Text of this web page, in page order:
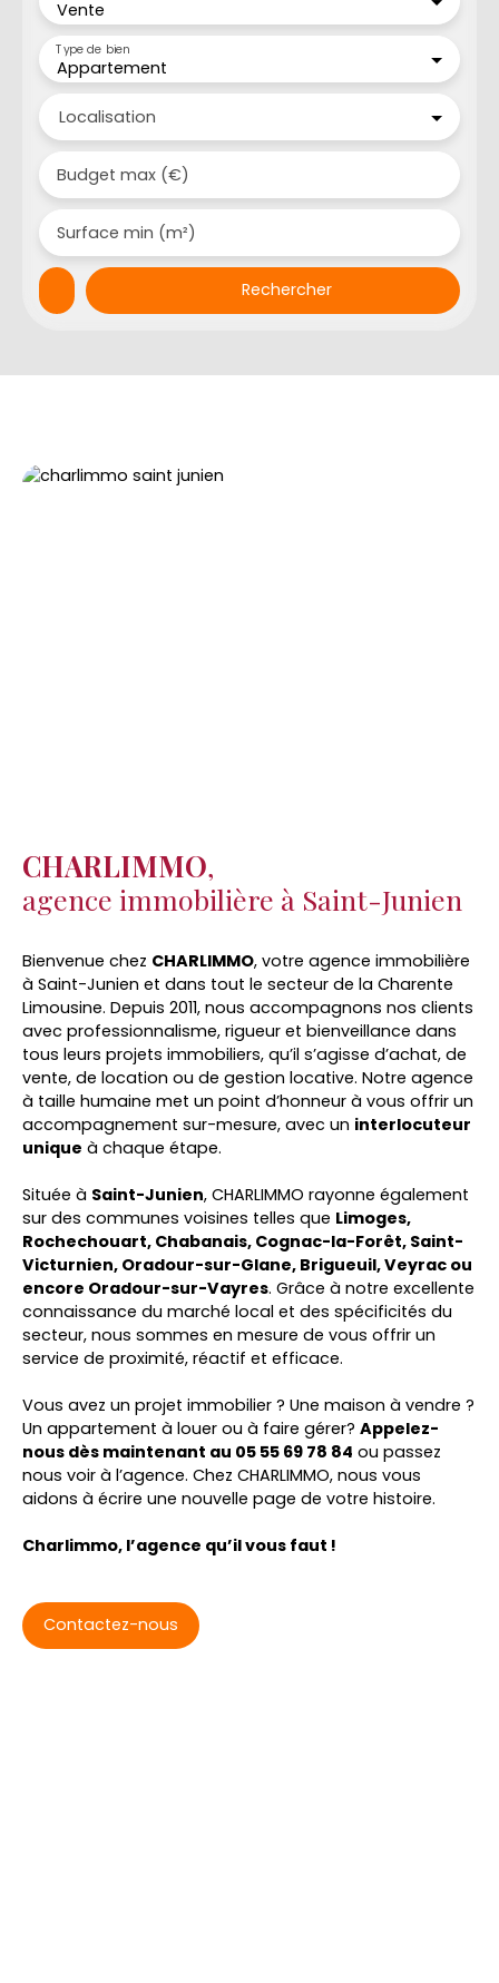
Vente
Appartement
Type de bien
Localisation
Budget max (€)
Surface min (m²)
Rechercher
CHARLIMMO,
agence immobilière à Saint-Junien
Bienvenue chez CHARLIMMO, votre agence immobilière
à Saint-Junien et dans tout le secteur de la Charente
Limousine. Depuis 2011, nous accompagnons nos clients
avec professionnalisme, rigueur et bienveillance dans
tous leurs projets immobiliers, qu’il s’agisse d’achat, de
vente, de location ou de gestion locative. Notre agence
à taille humaine met un point d’honneur à vous offrir un
accompagnement sur-mesure, avec un interlocuteur
unique à chaque étape.
Située à Saint-Junien, CHARLIMMO rayonne également
sur des communes voisines telles que Limoges,
Rochechouart, Chabanais, Cognac-la-Forêt, Saint-
Victurnien, Oradour-sur-Glane, Brigueuil, Veyrac ou
encore Oradour-sur-Vayres. Grâce à notre excellente
connaissance du marché local et des spécificités du
secteur, nous sommes en mesure de vous offrir un
service de proximité, réactif et efficace.
Vous avez un projet immobilier ? Une maison à vendre ?
Un appartement à louer ou à faire gérer? Appelez-
nous dès maintenant au 05 55 69 78 84 ou passez
nous voir à l’agence. Chez CHARLIMMO, nous vous
aidons à écrire une nouvelle page de votre histoire.
Charlimmo, l’agence qu’il vous faut !
Contactez-nous